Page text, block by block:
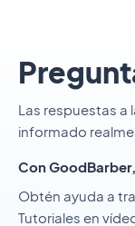
Las respuestas
informado
Con
Obtén ayuda a
Tutoriales en